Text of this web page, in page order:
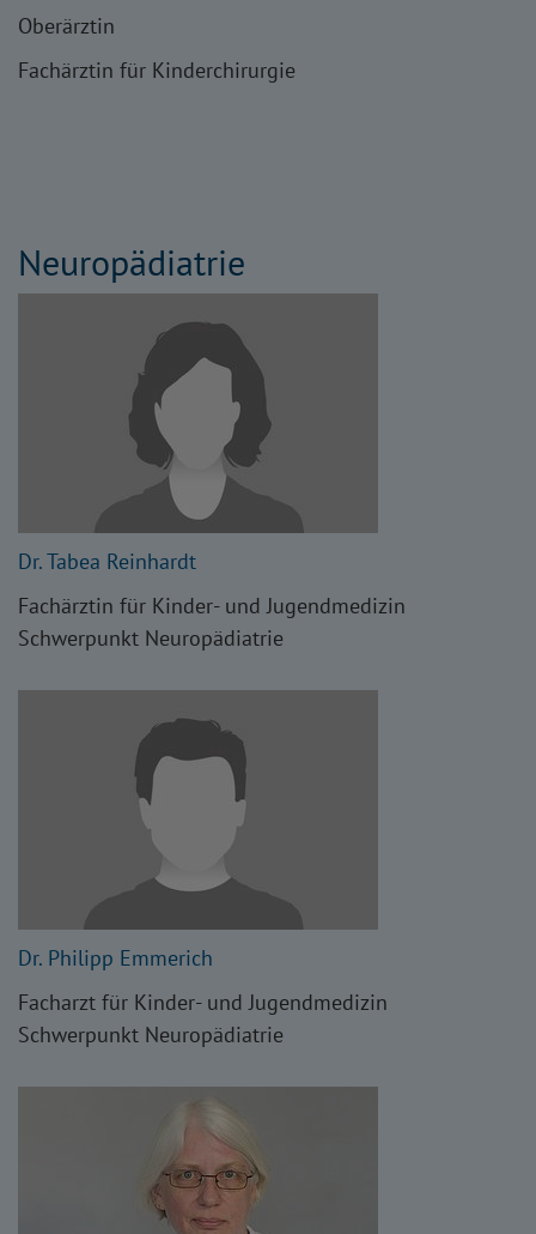
Oberärztin
Fachärztin für Kinderchirurgie
Neuropädiatrie
Dr. Tabea Reinhardt
Fachärztin für Kinder- und Jugendmedizin
Schwerpunkt Neuropädiatrie
Dr. Philipp Emmerich
Facharzt für Kinder- und Jugendmedizin
Schwerpunkt Neuropädiatrie